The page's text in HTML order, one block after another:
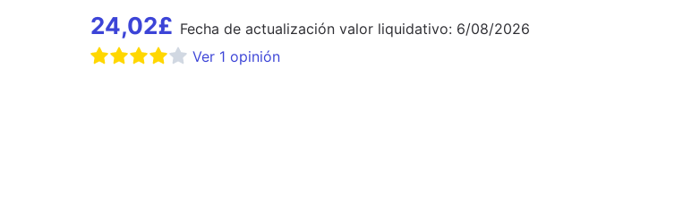
24,02£ Fecha de actualización valor liquidativo: 6/08/2026
Ver 1 opinión